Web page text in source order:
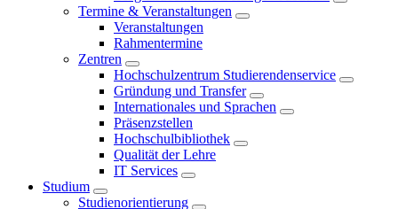
Termine & Veranstaltungen
Veranstaltungen
Rahmentermine
Zentren
Hochschulzentrum Studierendenservice
Gründung und Transfer
Internationales und Sprachen
Präsenzstellen
Hochschulbibliothek
Qualität der Lehre
IT Services
Studium
Studienorientierung